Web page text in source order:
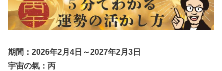
期間：2026年2月4日～2027年2月3日
宇宙の氣：丙